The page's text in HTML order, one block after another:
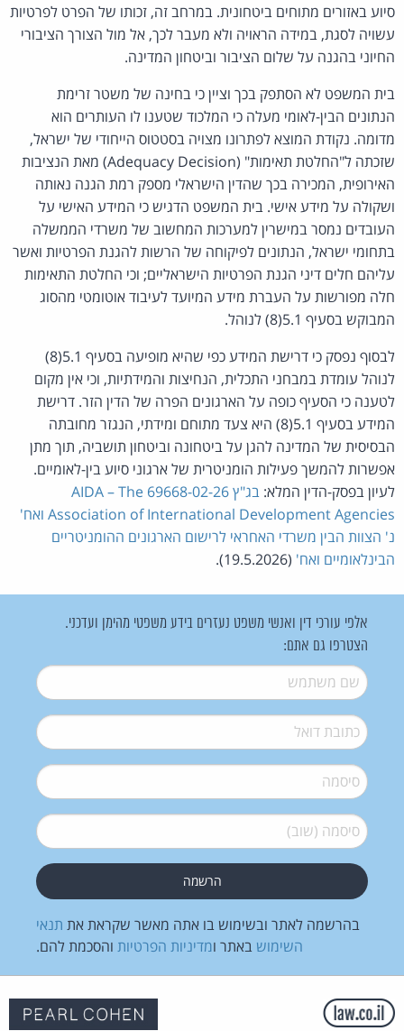
סיוע באזורים מתוחים ביטחונית. במרחב זה, זכותו של הפרט לפרטיות
עשויה לסגת, במידה הראויה ולא מעבר לכך, אל מול הצורך הציבורי
החיוני בהגנה על שלום הציבור וביטחון המדינה.
בית המשפט לא הסתפק בכך וציין כי בחינה של משטר זרימת
הנתונים הבין-לאומי מעלה כי המלכוד שטענו לו העותרים הוא
מדומה. נקודת המוצא לפתרונו מצויה בסטטוס הייחודי של ישראל,
שזכתה ל"החלטת תאימות" (Adequacy Decision) מאת הנציבות
האירופית, המכירה בכך שהדין הישראלי מספק רמת הגנה נאותה
ושקולה על מידע אישי. בית המשפט הדגיש כי המידע האישי על
העובדים נמסר במישרין למערכות המחשוב של משרדי הממשלה
בתחומי ישראל, הנתונים לפיקוחה של הרשות להגנת הפרטיות ואשר
עליהם חלים דיני הגנת הפרטיות הישראליים; וכי החלטת התאימות
חלה מפורשות על העברת מידע המיועד לעיבוד אוטומטי מהסוג
המבוקש בסעיף 5.1(8) לנוהל.
לבסוף נפסק כי דרישת המידע כפי שהיא מופיעה בסעיף 5.1(8)
לנוהל עומדת במבחני התכלית, הנחיצות והמידתיות, וכי אין מקום
לטענה כי הסעיף כופה על הארגונים הפרה של הדין הזר. דרישת
המידע בסעיף 5.1(8) היא צעד מתוחם ומידתי, הנגזר מחובתה
הבסיסית של המדינה להגן על ביטחונה וביטחון תושביה, תוך מתן
אפשרות להמשך פעילות הומניטרית של ארגוני סיוע בין-לאומיים.
לעיון בפסק-הדין המלא:
בג"ץ 69668-02-26 AIDA – The
Association of International Development Agencies ואח'
נ' הצוות הבין משרדי האחראי לרישום הארגונים ההומניטריים
הבינלאומיים ואח' (19.5.2026).
אלפי עורכי דין ואנשי משפט נעזרים בידע משפטי מהימן ועדכני.
הצטרפו גם אתם:
שם משתמש*
דואל*
סיסמה*
סיסמה (שוב)*
בהרשמה לאתר ובשימוש בו אתה מאשר שקראת את תנאי
השימוש באתר ומדיניות הפרטיות והסכמת להם.